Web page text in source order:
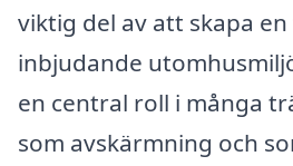
viktig del av att skapa
inbjudande
en central roll i många
som avskärmning och